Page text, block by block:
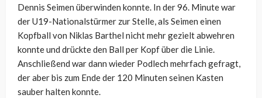
Dennis Seimen überwinden konnte. In der 96. Minute war
der U19-Nationalstürmer zur Stelle, als Seimen einen
Kopfball von Niklas Barthel nicht mehr gezielt abwehren
konnte und drückte den Ball per Kopf über die Linie.
Anschließend war dann wieder Podlech mehrfach gefragt,
der aber bis zum Ende der 120 Minuten seinen Kasten
sauber halten konnte.